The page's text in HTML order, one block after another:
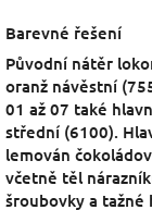
Barevné řešení
Původní nátěr
oranž návěstní
01 až 07 také
střední (6100).
lemován
včetně těl
šroubovky a tažné